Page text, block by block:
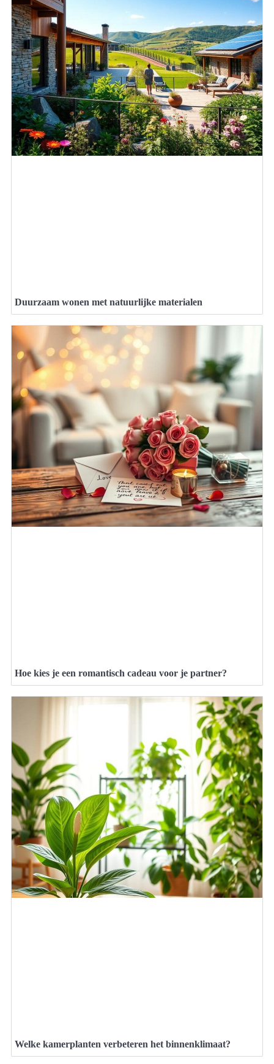
Duurzaam wonen met natuurlijke materialen
Hoe kies je een romantisch cadeau voor je partner?
Welke kamerplanten verbeteren het binnenklimaat?